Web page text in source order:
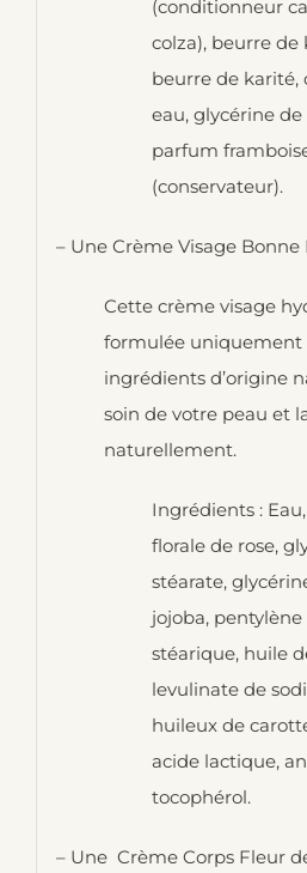
(conditionneur
colza), beurre de
beurre de karité,
eau, glycérine de
parfum
(conservateur).
– Une Crème Visage Bonne
Cette crème visage
formulée uniquement
ingrédients d’origine
soin de votre peau et
naturellement.
Ingrédients :
florale de rose,
stéarate,
jojoba,
stéarique, huile
levulinate de
huileux de
acide lactique,
tocophérol.
– Une Crème Corps Fleur